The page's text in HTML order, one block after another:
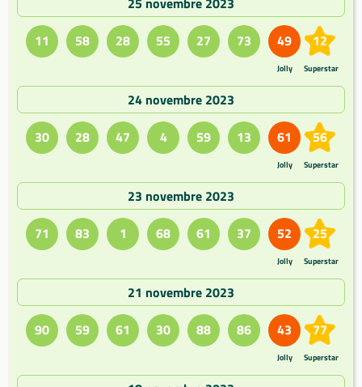
11
58 28 55 27 73 49
Jolly
12
Superstar
24 novembre 2023
30
28 47 4 59 13 61
Jolly
56
Superstar
23 novembre 2023
71
83 1 68 61 37 52
Jolly
25
Superstar
21 novembre 2023
90
59 61 30 88 86 43
Jolly
77
Superstar